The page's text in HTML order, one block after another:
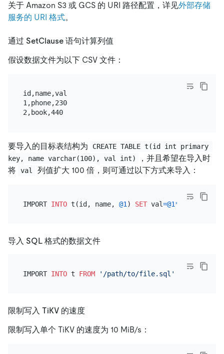
关于 Amazon S3 或 GCS 的 URI 路径配置，详见外部存储
服务的 URI 格式。
通过 SetClause 语句计算列值
假设数据文件为以下 CSV 文件：
id,name,val
1,phone,230
2,book,440
要导入的目标表结构为
CREATE TABLE t(id int primary
key, name varchar(100), val int)
，并且希望在导入时
将 val 列值扩大 100 倍，则可通过以下方式来导入：
IMPORT INTO t(id, name, @1 ) SET val=@1* FROM
导入 SQL 格式的数据文件
IMPORT INTO t FROM '/path/to/file.sql'
限制写入 TiKV 的速度
限制写入单个 TiKV 的速度为 10 MiB/s：